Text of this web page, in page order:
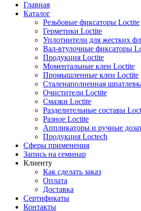
Главная
Каталог
Резьбовые фиксаторы Loctite
Герметики Loctite
Уплотнители для жестких
Вал-втулочные фиксаторы
Продукция Loctite
Моментальные клеи Loctite
Промышленные клеи Loctite
Сталенаполненная
Очистители Loctite
Смазки Loctite
Разделительные составы
Разное Loctite
Аппликаторы и ручные
Продукция Loctech
Сферы применения
Запись на семинар
Клиенту
Как сделать заказ
Оплата
Доставка
Сертификаты
Контакты